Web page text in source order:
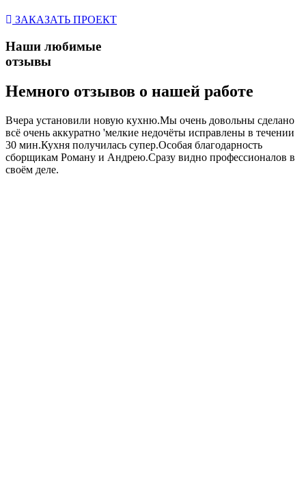
ЗАКАЗАТЬ ПРОЕКТ
Наши любимые
отзывы
Немного отзывов о нашей работе
Вчера установили новую кухню.Мы очень довольны сделано
всё очень аккуратно 'мелкие недочёты исправлены в течении
30 мин.Кухня получилась супер.Особая благодарность
сборщикам Роману и Андрею.Сразу видно профессионалов в
своём деле.